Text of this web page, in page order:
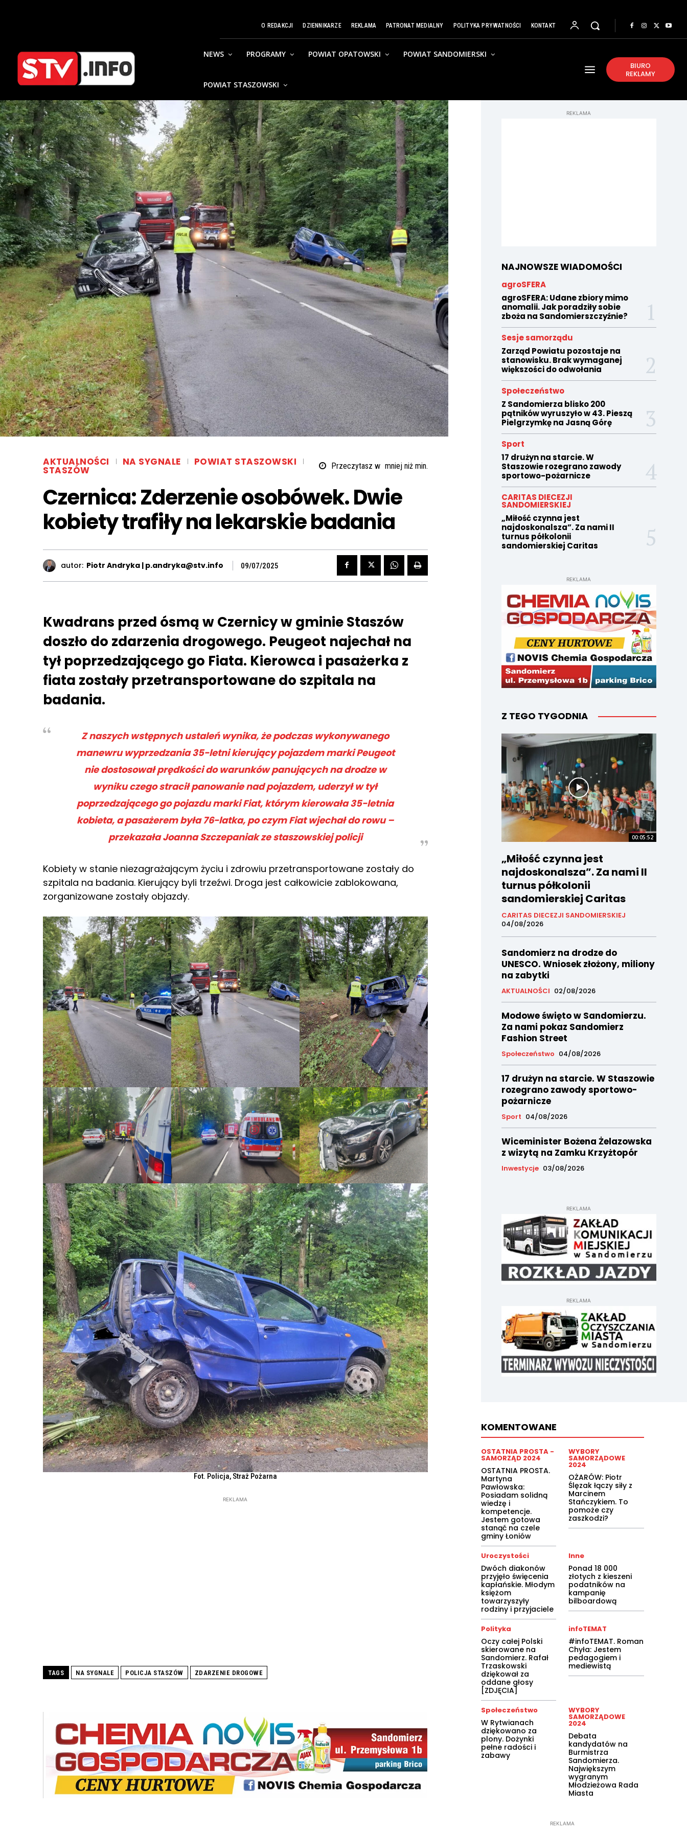
O REDAKCJI DZIENNIKARZE REKLAMA PATRONAT MEDIALNY POLITYKA PRYWATNOŚCI KONTAKT
NEWS PROGRAMY POWIAT OPATOWSKI POWIAT SANDOMIERSKI
POWIAT STASZOWSKI
BIURO
REKLAMY
AKTUALNOŚCI NA SYGNALE POWIAT STASZOWSKI
STASZÓW Przeczytasz w mniej niżmin.
Czernica: Zderzenie osobówek. Dwie
kobiety trafiły na lekarskie badania
autor: Piotr Andryka | p.andryka@stv.info 09/07/2025
Kwadrans przed ósmą w Czernicy w gminie Staszów
doszło do zdarzenia drogowego. Peugeot najechał na
tył poprzedzającego go Fiata. Kierowca i pasażerka z
fiata zostały przetransportowane do szpitala na
badania.
Z naszych wstępnych ustaleń wynika, że podczas wykonywanego
manewru wyprzedzania 35-letni kierujący pojazdem marki Peugeot
nie dostosował prędkości do warunków panujących na drodze w
wyniku czego stracił panowanie nad pojazdem, uderzył w tył
poprzedzającego go pojazdu marki Fiat, którym kierowała 35-letnia
kobieta, a pasażerem była 76-latka, po czym Fiat wjechał do rowu –
przekazała Joanna Szczepaniak ze staszowskiej policji
Kobiety w stanie niezagrażającym życiu i zdrowiu przetransportowane zostały do
szpitala na badania. Kierujący byli trzeźwi. Droga jest całkowicie zablokowana,
zorganizowane zostały objazdy.
Fot. Policja, Straż Pożarna
REKLAMA
TAGS NA SYGNALE POLICJA STASZÓW ZDARZENIE DROGOWE
REKLAMA
NAJNOWSZE WIADOMOŚCI
agroSFERA
agroSFERA: Udane zbiory mimo
anomalii. Jak poradziły sobie
zboża na Sandomierszczyźnie?
Sesje samorządu
Zarząd Powiatu pozostaje na
stanowisku. Brak wymaganej
większości do odwołania
Społeczeństwo
Z Sandomierza blisko 200
pątników wyruszyło w 43. Pieszą
Pielgrzymkę na Jasną Górę
Sport
17 drużyn na starcie. W
Staszowie rozegrano zawody
sportowo-pożarnicze
CARITAS DIECEZJI
SANDOMIERSKIEJ
„Miłość czynna jest
najdoskonalsza”. Za nami II
turnus półkolonii
sandomierskiej Caritas
REKLAMA
Z TEGO TYGODNIA
00:05:52
„Miłość czynna jest
najdoskonalsza”. Za nami II
turnus półkolonii
sandomierskiej Caritas
CARITAS DIECEZJI SANDOMIERSKIEJ
04/08/2026
Sandomierz na drodze do
UNESCO. Wniosek złożony, miliony
na zabytki
AKTUALNOŚCI 02/08/2026
Modowe święto w Sandomierzu.
Za nami pokaz Sandomierz
Fashion Street
Społeczeństwo 04/08/2026
17 drużyn na starcie. W Staszowie
rozegrano zawody sportowo-
pożarnicze
Sport 04/08/2026
Wiceminister Bożena Żelazowska
z wizytą na Zamku Krzyżtopór
Inwestycje 03/08/2026
REKLAMA
REKLAMA
KOMENTOWANE
OSTATNIA PROSTA -
SAMORZĄD 2024
OSTATNIA PROSTA.
Martyna
Pawłowska:
Posiadam solidną
wiedzę i
kompetencje.
Jestem gotowa
stanąć na czele
gminy Łoniów
WYBORY
SAMORZĄDOWE
2024
OŻARÓW: Piotr
Ślęzak łączy siły z
Marcinem
Stańczykiem. To
pomoże czy
zaszkodzi?
Uroczystości
Dwóch diakonów
przyjęło święcenia
kapłańskie. Młodym
księżom
towarzyszyły
rodziny i przyjaciele
Inne
Ponad 18 000
złotych z kieszeni
podatników na
kampanię
bilboardową
Polityka
Oczy całej Polski
skierowane na
Sandomierz. Rafał
Trzaskowski
dziękował za
oddane głosy
[ZDJĘCIA]
infoTEMAT
#infoTEMAT. Roman
Chyła: Jestem
pedagogiem i
mediewistą
Społeczeństwo
W Rytwianach
dziękowano za
plony. Dożynki
pełne radości i
zabawy
WYBORY
SAMORZĄDOWE
2024
Debata
kandydatów na
Burmistrza
Sandomierza.
Największym
wygranym
Młodzieżowa Rada
Miasta
REKLAMA